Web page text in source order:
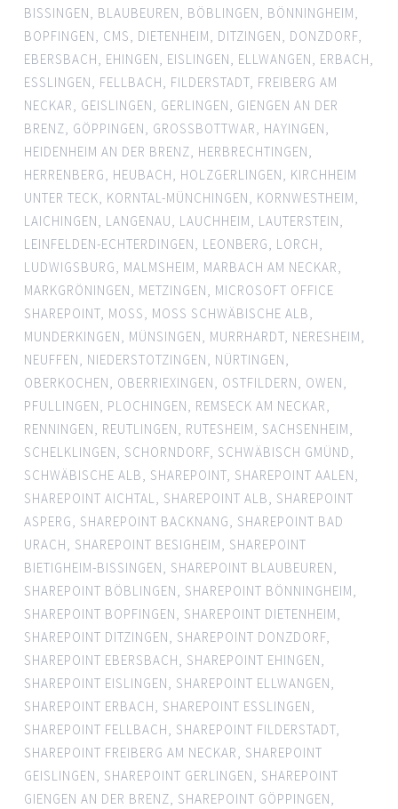
BISSINGEN, BLAUBEUREN, BÖBLINGEN, BÖNNINGHEIM,
BOPFINGEN, CMS, DIETENHEIM, DITZINGEN, DONZDORF,
EBERSBACH, EHINGEN, EISLINGEN, ELLWANGEN, ERBACH,
ESSLINGEN, FELLBACH, FILDERSTADT, FREIBERG AM
NECKAR, GEISLINGEN, GERLINGEN, GIENGEN AN DER
BRENZ, GÖPPINGEN, GROSSBOTTWAR , HAYINGEN,
HEIDENHEIM AN DER BRENZ, HERBRECHTINGEN,
HERRENBERG, HEUBACH, HOLZGERLINGEN, KIRCHHEIM
UNTER TECK, KORNTAL-MÜNCHINGEN, KORNWESTHEIM,
LAICHINGEN, LANGENAU, LAUCHHEIM, LAUTERSTEIN,
LEINFELDEN-ECHTERDINGEN, LEONBERG, LORCH,
LUDWIGSBURG, MALMSHEIM, MARBACH AM NECKAR,
MARKGRÖNINGEN, METZINGEN, MICROSOFT OFFICE
SHAREPOINT, MOSS, MOSS SCHWÄBISCHE ALB,
MUNDERKINGEN, MÜNSINGEN, MURRHARDT, NERESHEIM,
NEUFFEN, NIEDERSTOTZINGEN, NÜRTINGEN,
OBERKOCHEN, OBERRIEXINGEN, OSTFILDERN, OWEN,
PFULLINGEN, PLOCHINGEN, REMSECK AM NECKAR,
RENNINGEN, REUTLINGEN, RUTESHEIM, SACHSENHEIM,
SCHELKLINGEN, SCHORNDORF, SCHWÄBISCH GMÜND,
SCHWÄBISCHE ALB, SHAREPOINT, SHAREPOINT AALEN,
SHAREPOINT AICHTAL, SHAREPOINT ALB, SHAREPOINT
ASPERG, SHAREPOINT BACKNANG, SHAREPOINT BAD
URACH, SHAREPOINT BESIGHEIM, SHAREPOINT
BIETIGHEIM-BISSINGEN, SHAREPOINT BLAUBEUREN,
SHAREPOINT BÖBLINGEN, SHAREPOINT BÖNNINGHEIM,
SHAREPOINT BOPFINGEN, SHAREPOINT DIETENHEIM,
SHAREPOINT DITZINGEN, SHAREPOINT DONZDORF,
SHAREPOINT EBERSBACH, SHAREPOINT EHINGEN,
SHAREPOINT EISLINGEN, SHAREPOINT ELLWANGEN,
SHAREPOINT ERBACH, SHAREPOINT ESSLINGEN,
SHAREPOINT FELLBACH, SHAREPOINT FILDERSTADT,
SHAREPOINT FREIBERG AM NECKAR, SHAREPOINT
GEISLINGEN, SHAREPOINT GERLINGEN, SHAREPOINT
GIENGEN AN DER BRENZ, SHAREPOINT GÖPPINGEN,